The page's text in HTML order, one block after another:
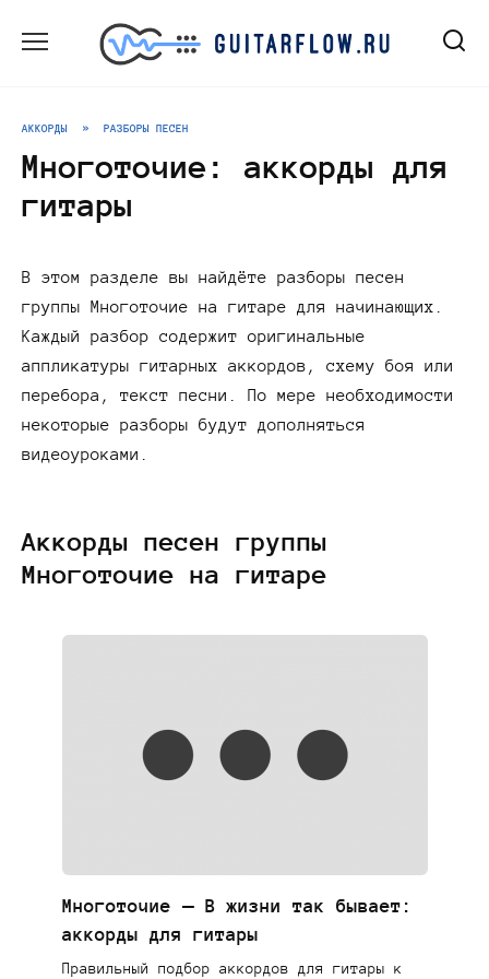
АККОРДЫ » РАЗБОРЫ ПЕСЕН
Многоточие: аккорды для
гитары
В этом разделе вы найдёте разборы песен
группы Многоточие на гитаре для начинающих.
Каждый разбор содержит оригинальные
аппликатуры гитарных аккордов, схему боя или
перебора, текст песни. По мере необходимости
некоторые разборы будут дополняться
видеоуроками.
Аккорды песен группы
Многоточие на гитаре
Многоточие — В жизни так бывает:
аккорды для гитары
Правильный подбор аккордов для гитары к